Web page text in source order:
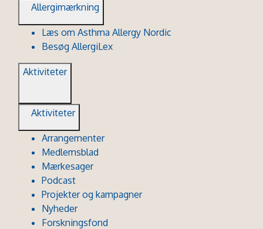
Allergimærkning
Læs om Asthma Allergy Nordic
Besøg AllergiLex
Aktiviteter
Aktiviteter
Arrangementer
Medlemsblad
Mærkesager
Podcast
Projekter og kampagner
Nyheder
Forskningsfond